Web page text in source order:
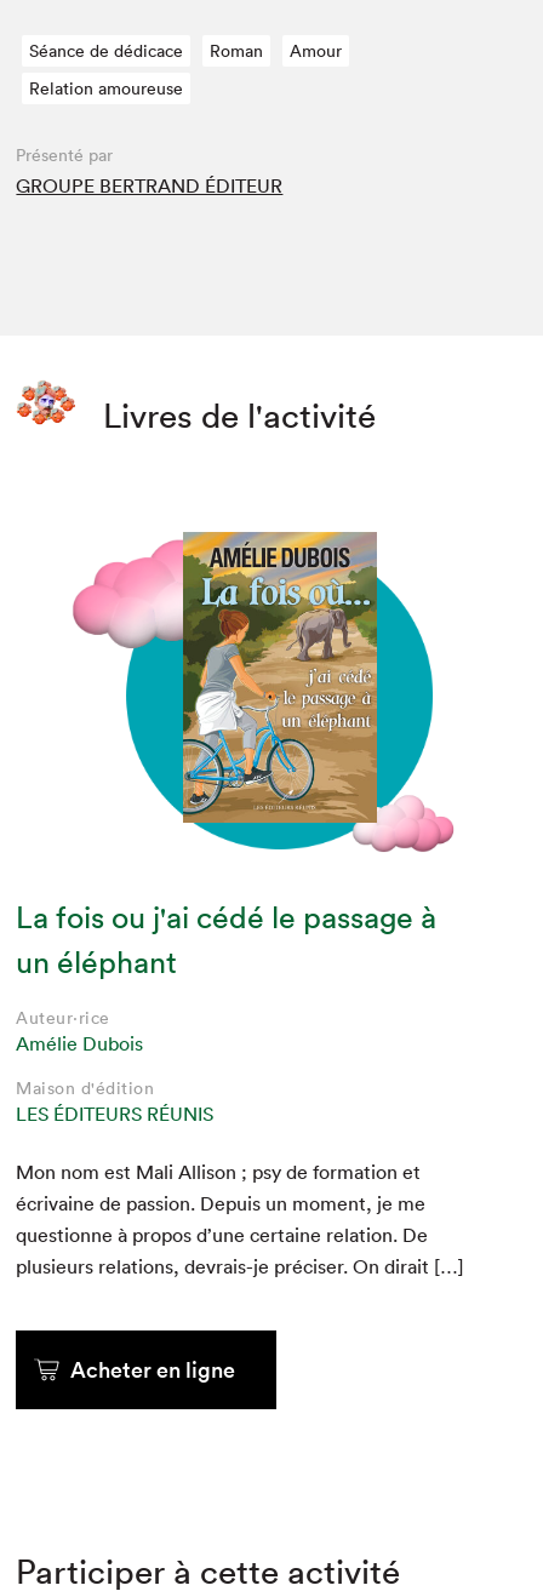
Séance de dédicace Roman
Amour
Relation amoureuse
Présenté par
GROUPE BERTRAND ÉDITEUR
Livres de l'activité
La fois ou j'ai cédé le passage à
un éléphant
Auteur·rice
Amélie Dubois
Maison d'édition
LES ÉDITEURS RÉUNIS
Mon nom est Mali Alli­son ; psy de for­ma­tion et
écrivaine de pas­sion. Depuis un moment, je me
ques­tionne à pro­pos d’une cer­taine rela­tion. De
plusieurs rela­tions, devrais-je pré­cis­er. On dirait […]
Acheter en ligne
Participer à cette activité